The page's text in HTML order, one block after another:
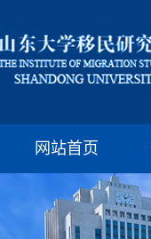
网站首页